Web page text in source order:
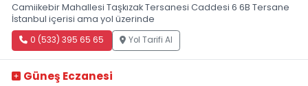
Camiikebir Mahallesi Taşkızak Tersanesi Caddesi 6 6B Tersane
İstanbul içerisi ama yol üzerinde
0 (533) 395 65 65 Yol Tarifi Al
Güneş Eczanesi